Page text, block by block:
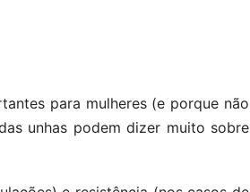
para mulheres (e porque não
unhas podem dizer muito sobre